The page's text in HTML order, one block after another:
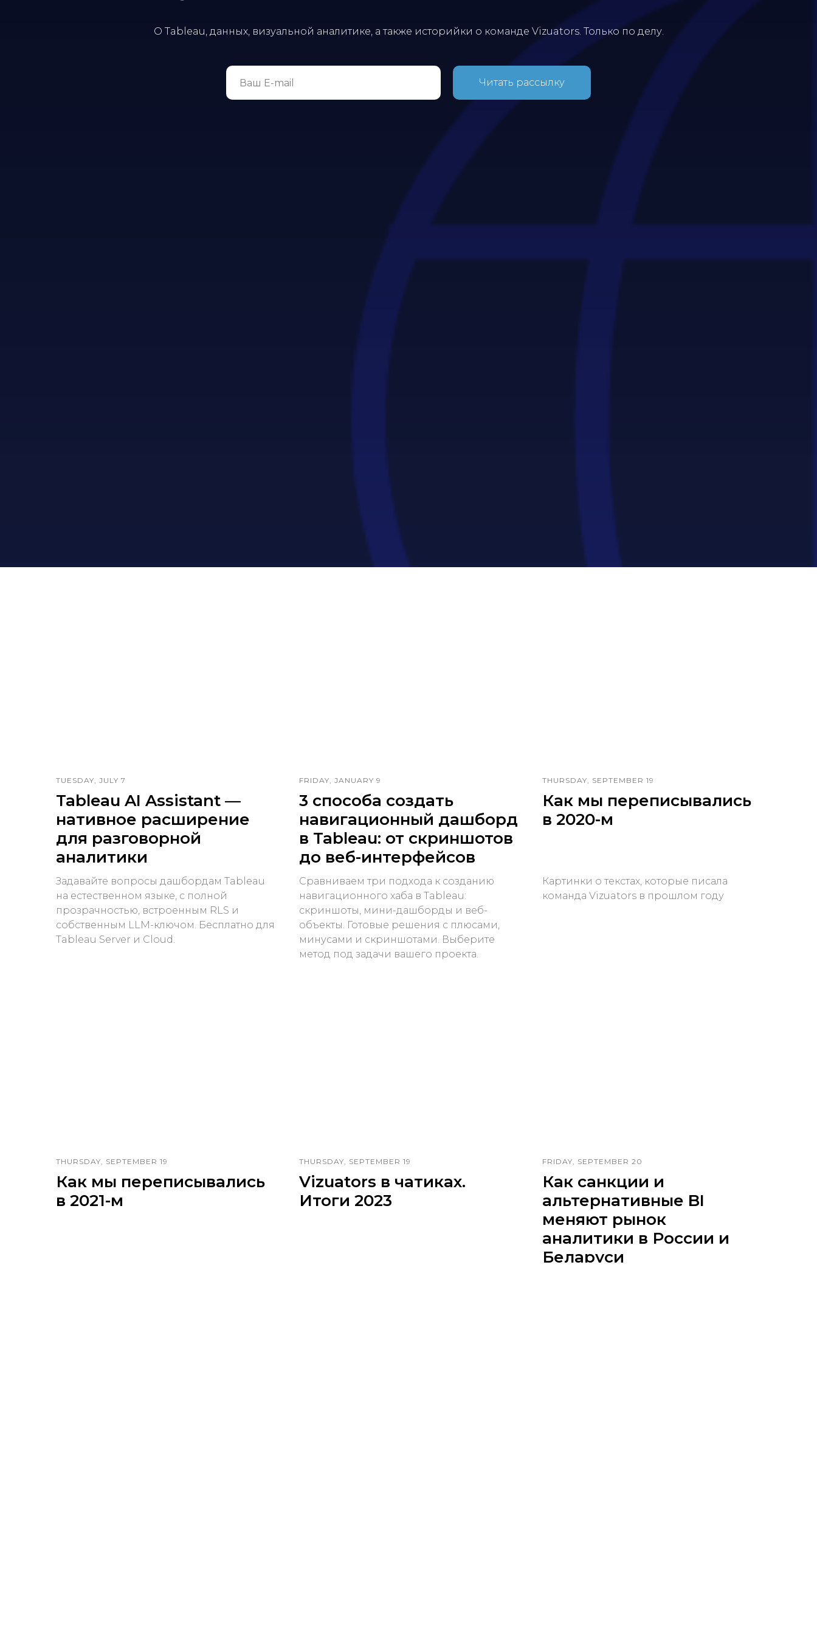
О Tableau, данных, визуальной аналитике, а также историйки о команде Vizuators. Только по делу.
Читать рассылку
TUESDAY, JULY 7
Tableau AI Assistant —
нативное расширение
для разговорной
аналитики
Задавайте вопросы дашбордам Tableau
на естественном языке, с полной
прозрачностью, встроенным RLS и
собственным LLM-ключом. Бесплатно для
Tableau Server и Cloud.
FRIDAY, JANUARY 9
3 способа создать
навигационный дашборд
в Tableau: от скриншотов
до веб-интерфейсов
Сравниваем три подхода к созданию
навигационного хаба в Tableau:
скриншоты, мини-дашборды и веб-
объекты. Готовые решения с плюсами,
минусами и скриншотами. Выберите
метод под задачи вашего проекта.
THURSDAY, SEPTEMBER 19
Как мы переписывались
в 2020-м
Картинки о текстах, которые писала
команда Vizuators в прошлом году
THURSDAY, SEPTEMBER 19
Как мы переписывались
в 2021-м
THURSDAY, SEPTEMBER 19
Vizuators в чатиках.
Итоги 2023
FRIDAY, SEPTEMBER 20
Как санкции и
альтернативные BI
меняют рынок
аналитики в России и
Беларуси